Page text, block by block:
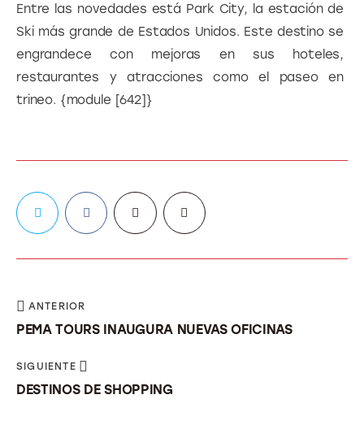
Entre las novedades está Park City, la estación de
Ski más grande de Estados Unidos. Este destino se
engrandece con mejoras en sus hoteles,
restaurantes y atracciones como el paseo en
trineo. {module [642]}
ANTERIOR
PEMA TOURS INAUGURA NUEVAS OFICINAS
SIGUIENTE
DESTINOS DE SHOPPING